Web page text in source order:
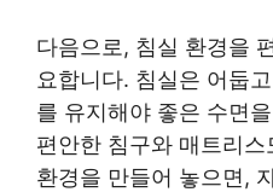
다음으로, 침실 환경을
요합니다. 침실은 어둡
를 유지해야 좋은 수면
편안한 침구와 매트리
환경을 만들어 놓으면,